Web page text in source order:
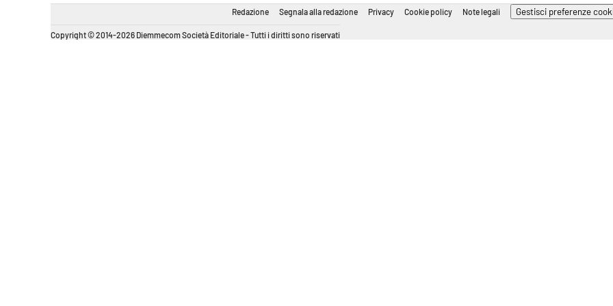
Redazione Segnala alla redazione Privacy Cookie policy Note legali Gestisci preferenze
Copyright © 2014-2026 Diemmecom Società Editoriale - Tutti i diritti sono riservati